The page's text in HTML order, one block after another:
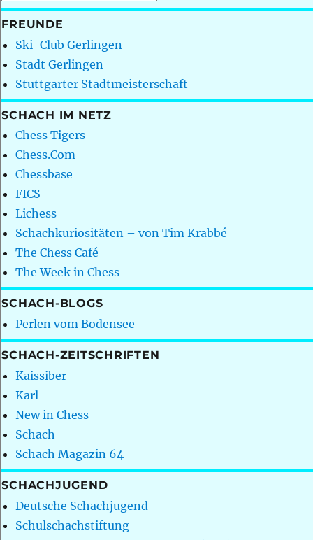
FREUNDE
Ski-Club Gerlingen
Stadt Gerlingen
Stuttgarter Stadtmeisterschaft
SCHACH IM NETZ
Chess Tigers
Chess.Com
Chessbase
FICS
Lichess
Schachkuriositäten – von Tim Krabbé
The Chess Café
The Week in Chess
SCHACH-BLOGS
Perlen vom Bodensee
SCHACH-ZEITSCHRIFTEN
Kaissiber
Karl
New in Chess
Schach
Schach Magazin 64
SCHACHJUGEND
Deutsche Schachjugend
Schulschachstiftung